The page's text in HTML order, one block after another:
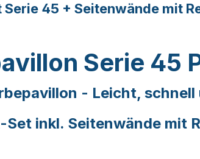
45 + Seitenwände mit
Serie 45
- Leicht,
inkl. Seitenwände mit